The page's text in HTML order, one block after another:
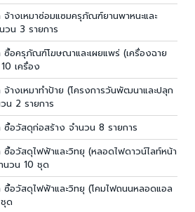
จ้างเหมาซ่อมแซมครุภัณฑ์ยานพาหนะและ
วน 3 รายการ
ซื้อครุภัณฑ์โฆษณาและเผยแพร่ (เครื่องฉาย
เครื่อง
จ้างเหมาทำป้าย (โครงการวันพัฒนาและปลุก
น 2 รายการ
ซื้อวัสดุก่อสร้าง จำนวน 8 รายการ
ซื้อวัสดุไฟฟ้าและวิทยุ (หลอดไฟดาวน์ไลท์หน้า
นวน 10 ชุด
ซื้อวัสดุไฟฟ้าและวิทยุ (โคมไฟถนนหลอดแอล
ด